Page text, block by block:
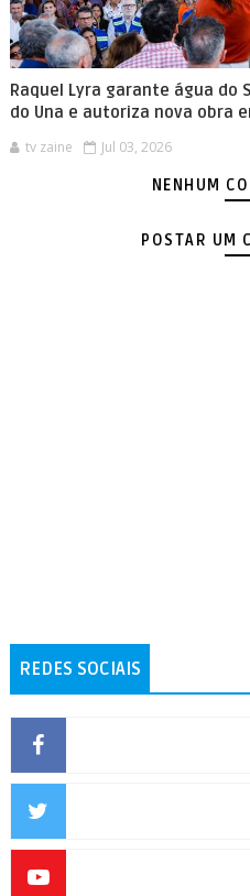
Raquel Lyra garante água do
do Una e autoriza nova obra
tv zaine Jul 03, 2026
NENHUM
POSTAR UM
REDES SOCIAIS